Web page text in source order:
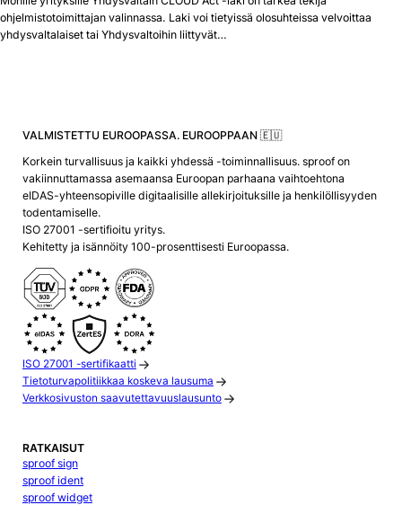
ohjelmistotoimittajan valinnassa. Laki voi tietyissä olosuhteissa velvoittaa
yhdysvaltalaiset tai Yhdysvaltoihin liittyvät…
VALMISTETTU EUROOPASSA. EUROOPPAAN 🇪🇺
Korkein turvallisuus ja kaikki yhdessä -toiminnallisuus. sproof on
vakiinnuttamassa asemaansa Euroopan parhaana vaihtoehtona
eIDAS-yhteensopiville digitaalisille allekirjoituksille ja henkilöllisyyden
todentamiselle.
ISO 27001 -sertifioitu yritys.
Kehitetty ja isännöity 100-prosenttisesti Euroopassa.
ISO 27001 -sertifikaatti
Tietoturvapolitiikkaa koskeva lausuma
Verkkosivuston saavutettavuuslausunto
RATKAISUT
sproof sign
sproof ident
sproof widget